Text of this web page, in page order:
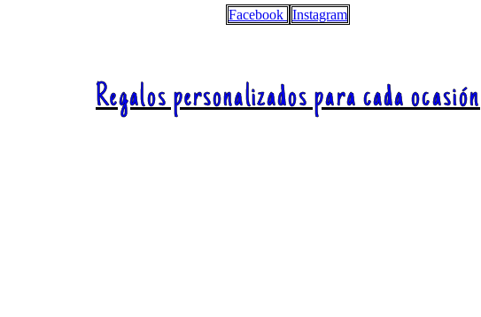
Facebook Instagram
Regalos personalizados para cada ocasión